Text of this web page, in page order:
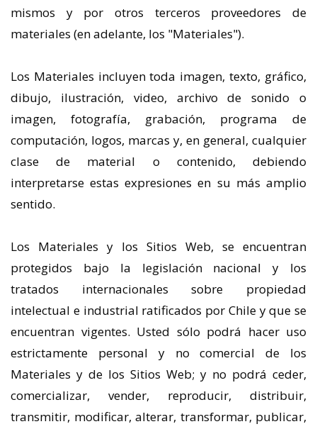
mismos y por otros terceros proveedores de
materiales (en adelante, los "Materiales").
Los Materiales incluyen toda imagen, texto, gráfico,
dibujo, ilustración, video, archivo de sonido o
imagen, fotografía, grabación, programa de
computación, logos, marcas y, en general, cualquier
clase de material o contenido, debiendo
interpretarse estas expresiones en su más amplio
sentido.
Los Materiales y los Sitios Web, se encuentran
protegidos bajo la legislación nacional y los
tratados internacionales sobre propiedad
intelectual e industrial ratificados por Chile y que se
encuentran vigentes. Usted sólo podrá hacer uso
estrictamente personal y no comercial de los
Materiales y de los Sitios Web; y no podrá ceder,
comercializar, vender, reproducir, distribuir,
transmitir, modificar, alterar, transformar, publicar,